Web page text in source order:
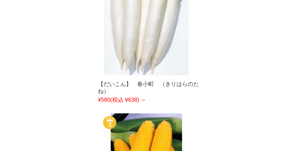
【だいこん】 春小町 （きりはらのた
ね）
¥580(税込 ¥638) ～